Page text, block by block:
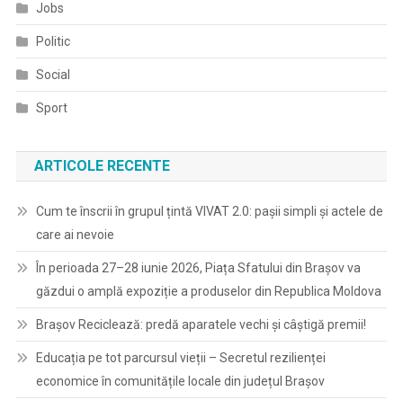
Jobs
Politic
Social
Sport
ARTICOLE RECENTE
Cum te înscrii în grupul țintă VIVAT 2.0: pașii simpli și actele de
care ai nevoie
În perioada 27–28 iunie 2026, Piața Sfatului din Brașov va
găzdui o amplă expoziție a produselor din Republica Moldova
Brașov Reciclează: predă aparatele vechi și câștigă premii!
Educația pe tot parcursul vieții – Secretul rezilienței
economice în comunitățile locale din județul Brașov